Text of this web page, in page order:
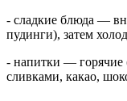
- сладкие блюда —
пудинги), затем
- напитки — горячие
сливками, какао,